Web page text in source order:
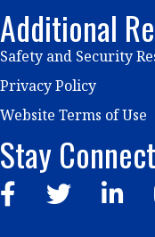
Additional
Safety and Security
Privacy Policy
Website Terms of Use
Stay
FacebookTwitter